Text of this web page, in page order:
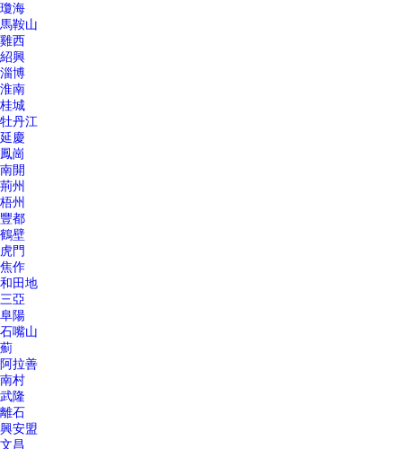
瓊海
馬鞍山
雞西
紹興
淄博
淮南
桂城
牡丹江
延慶
鳳崗
南開
荊州
梧州
豐都
鶴壁
虎門
焦作
和田地
三亞
阜陽
石嘴山
薊
阿拉善
南村
武隆
離石
興安盟
文昌